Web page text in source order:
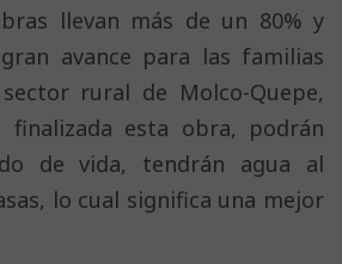
llevan más de un 80% y
avance para las familias
rural de Molco-Quepe,
finalizada esta obra, podrán
de vida, tendrán agua al
lo cual significa una mejor